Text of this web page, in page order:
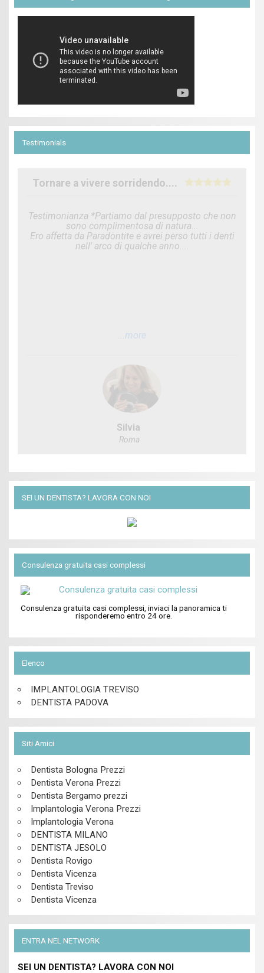
Testimonials
Tornare a vivere sorridendo....
Testimonianza *Partiamo dal presupposto che non
sono complimentosa di natura...
Ero affetta da Paradontite e avrei perso tutti i denti
nell' arco di qualche anno....
...more
Silvia
Roma
SEI UN DENTISTA? LAVORA CON NOI
Consulenza gratuita casi complessi
Consulenza gratuita casi complessi, inviaci la panoramica ti
risponderemo entro 24 ore.
Elenco
IMPLANTOLOGIA TREVISO
DENTISTA PADOVA
Siti Amici
Dentista Bologna Prezzi
Dentista Verona Prezzi
Dentista Bergamo prezzi
Implantologia Verona Prezzi
Implantologia Verona
DENTISTA MILANO
DENTISTA JESOLO
Dentista Rovigo
Dentista Vicenza
Dentista Treviso
Dentista Vicenza
ENTRA NEL NETWORK
SEI UN DENTISTA? LAVORA CON NOI